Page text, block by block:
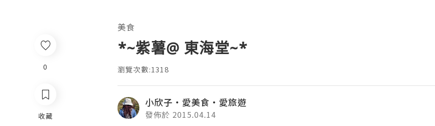
美食
*~紫薯@ 東海堂~*
瀏覽次數:1318
小欣子‧愛美食‧愛旅遊
發佈於 2015.04.14
0
收藏